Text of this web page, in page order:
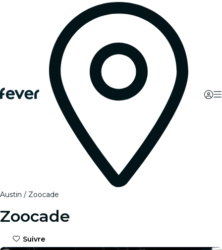
Austin Zoocade
Zoocade
Suivre